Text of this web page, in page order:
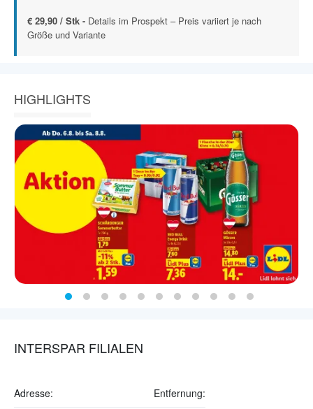
€ 29,90 / Stk - Details im Prospekt – Preis variiert je nach
Größe und Variante
HIGHLIGHTS
INTERSPAR FILIALEN
Adresse: Entfernung: